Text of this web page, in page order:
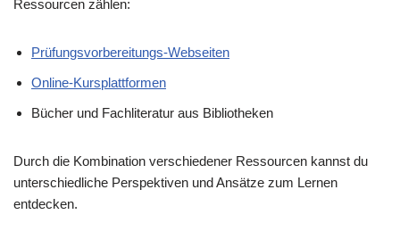
Ressourcen zählen:
Prüfungsvorbereitungs-Webseiten
Online-Kursplattformen
Bücher und Fachliteratur aus Bibliotheken
Durch die Kombination verschiedener Ressourcen kannst du
unterschiedliche Perspektiven und Ansätze zum Lernen
entdecken.